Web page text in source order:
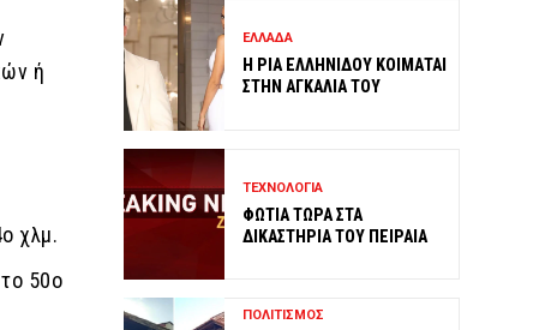
ή
χλμ.
50ο
ΕΛΛΑΔΑ
Η ΡΙΑ ΕΛΛΗΝΙΔΟΥ ΚΟΙΜΑΤΑΙ
ΣΤΗΝ ΑΓΚΑΛΙΑ ΤΟΥ
ΤΕΧΝΟΛΟΓΙΑ
ΦΩΤΙΑ ΤΩΡΑ ΣΤΑ
ΔΙΚΑΣΤΗΡΙΑ ΤΟΥ ΠΕΙΡΑΙΑ
ΠΟΛΙΤΙΣΜΟΣ